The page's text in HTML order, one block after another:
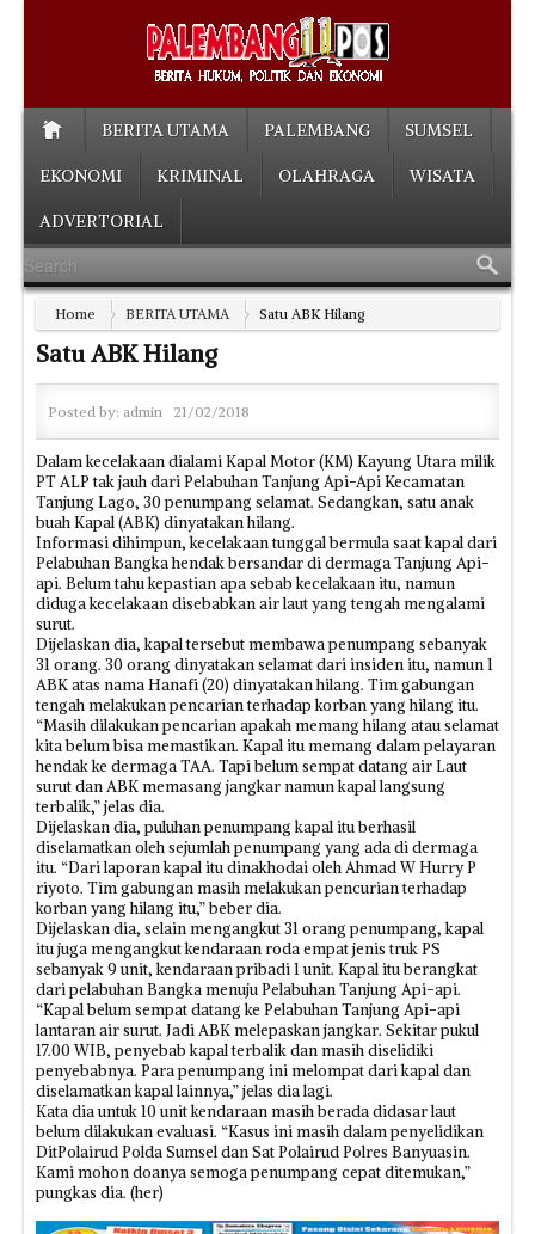
BERITA UTAMA PALEMBANG SUMSEL
EKONOMI KRIMINAL OLAHRAGA WISATA
ADVERTORIAL
Home BERITA UTAMA Satu ABK Hilang
Satu ABK Hilang
Posted by: admin 21/02/2018
Dalam kecelakaan dialami Kapal Motor (KM) Kayung Utara milik
PT ALP tak jauh dari Pelabuhan Tanjung Api-Api Kecamatan
Tanjung Lago, 30 penumpang selamat. Sedangkan, satu anak
buah Kapal (ABK) dinyatakan hilang.
Informasi dihimpun, kecelakaan tunggal bermula saat kapal dari
Pelabuhan Bangka hendak bersandar di dermaga Tanjung Api-
api. Belum tahu kepastian apa sebab kecelakaan itu, namun
diduga kecelakaan disebabkan air laut yang tengah mengalami
surut.
Dijelaskan dia, kapal tersebut membawa penumpang sebanyak
31 orang. 30 orang dinyatakan selamat dari insiden itu, namun 1
ABK atas nama Hanafi (20) dinyatakan hilang. Tim gabungan
tengah melakukan pencarian terhadap korban yang hilang itu.
“Masih dilakukan pencarian apakah memang hilang atau selamat
kita belum bisa memastikan. Kapal itu memang dalam pelayaran
hendak ke dermaga TAA. Tapi belum sempat datang air Laut
surut dan ABK memasang jangkar namun kapal langsung
terbalik,” jelas dia.
Dijelaskan dia, puluhan penumpang kapal itu berhasil
diselamatkan oleh sejumlah penumpang yang ada di dermaga
itu. “Dari laporan kapal itu dinakhodai oleh Ahmad W Hurry P
riyoto. Tim gabungan masih melakukan pencurian terhadap
korban yang hilang itu,” beber dia.
Dijelaskan dia, selain mengangkut 31 orang penumpang, kapal
itu juga mengangkut kendaraan roda empat jenis truk PS
sebanyak 9 unit, kendaraan pribadi 1 unit. Kapal itu berangkat
dari pelabuhan Bangka menuju Pelabuhan Tanjung Api-api.
“Kapal belum sempat datang ke Pelabuhan Tanjung Api-api
lantaran air surut. Jadi ABK melepaskan jangkar. Sekitar pukul
17.00 WIB, penyebab kapal terbalik dan masih diselidiki
penyebabnya. Para penumpang ini melompat dari kapal dan
diselamatkan kapal lainnya,” jelas dia lagi.
Kata dia untuk 10 unit kendaraan masih berada didasar laut
belum dilakukan evaluasi. “Kasus ini masih dalam penyelidikan
DitPolairud Polda Sumsel dan Sat Polairud Polres Banyuasin.
Kami mohon doanya semoga penumpang cepat ditemukan,”
pungkas dia. (her)